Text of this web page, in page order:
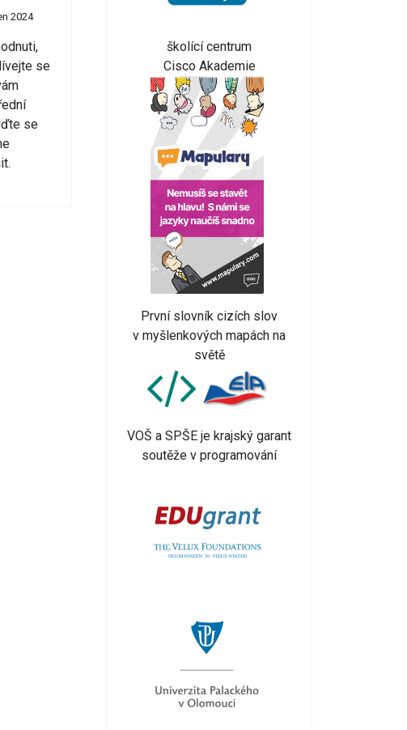
2024
se
se
školící centrum
Cisco Akademie
První slovník cizích slov
v myšlenkových mapách na
světě
VOŠ a SPŠE je krajský garant
soutěže v programování